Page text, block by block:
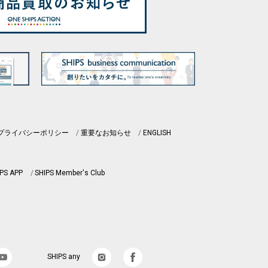
ライバシーポリシー 重要なお知らせ ENGLISH
APP SHIPS Member's Club
SHIPS any